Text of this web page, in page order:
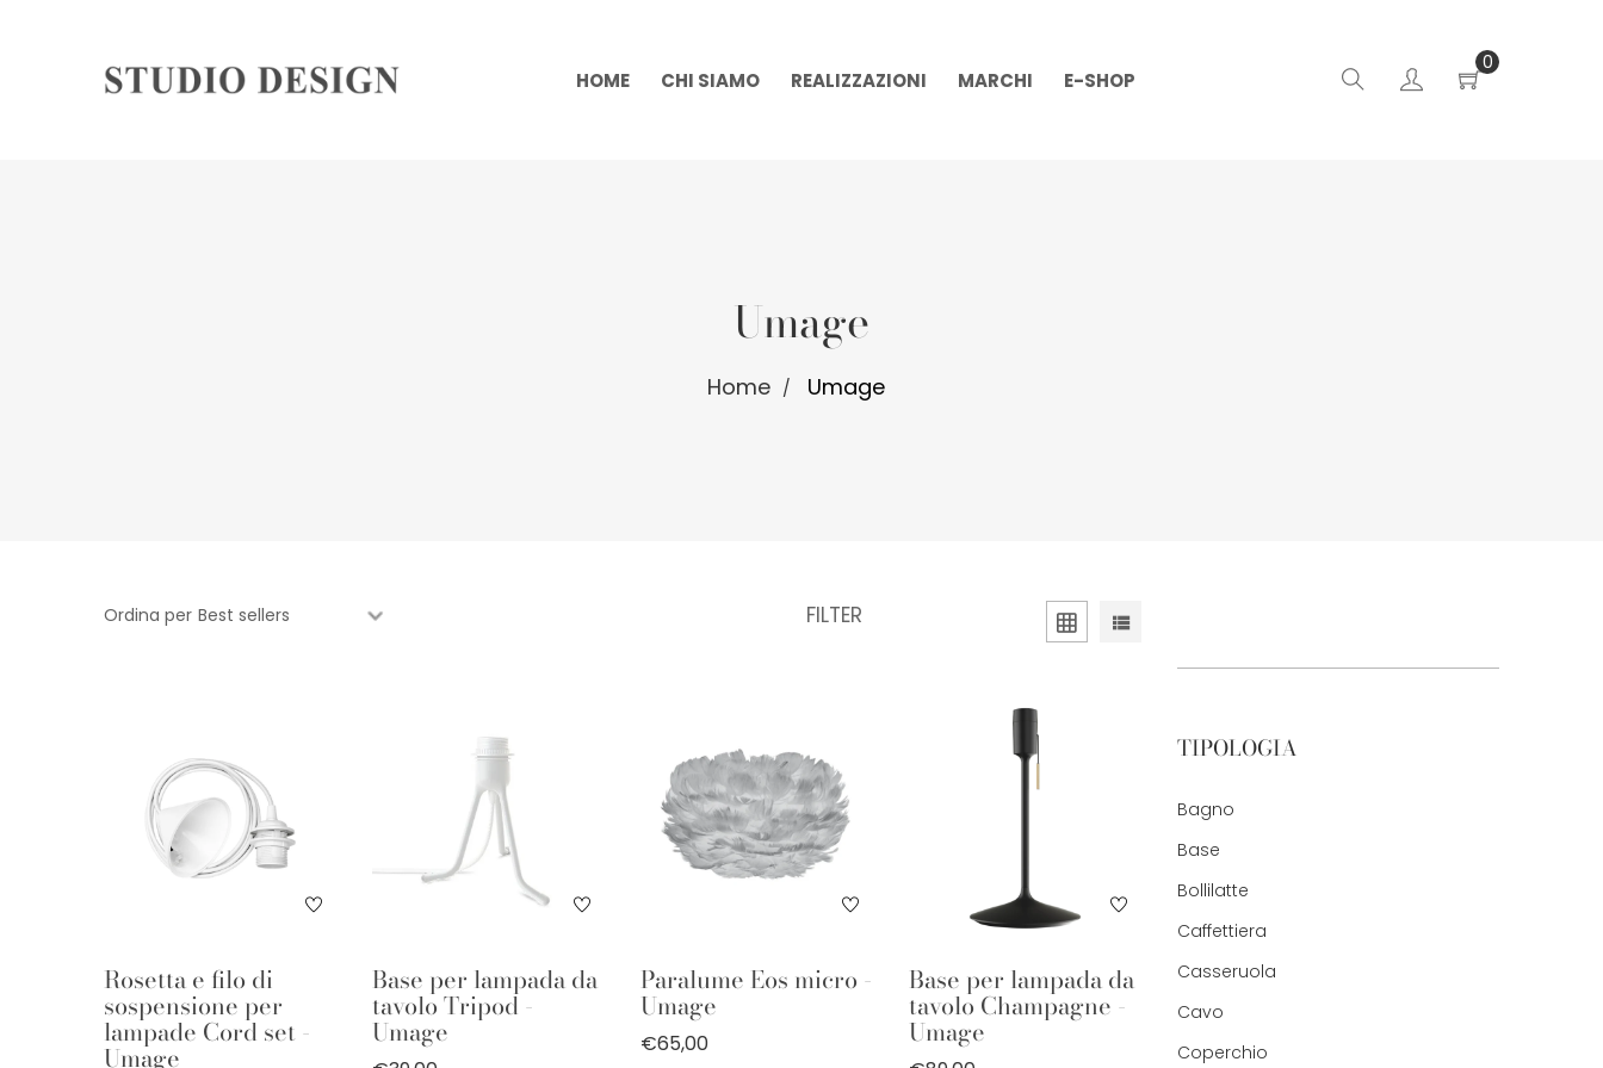
HOME CHI SIAMO REALIZZAZIONI MARCHI E-SHOP
0
Umage
Home Umage
Ordina per FILTER
Rosetta e filo di
sospensione per
lampade Cord set -
Umage
Base per lampada da
tavolo Tripod -
Umage
Paralume Eos micro -
Umage
€65,00
Base per lampada da
tavolo Champagne -
Umage
TIPOLOGIA
Bagno
Base
Bollilatte
Caffettiera
Casseruola
Cavo
Coperchio